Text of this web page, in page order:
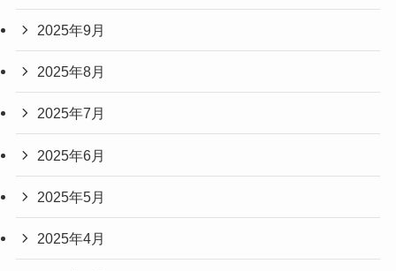
2025年9月
2025年8月
2025年7月
2025年6月
2025年5月
2025年4月